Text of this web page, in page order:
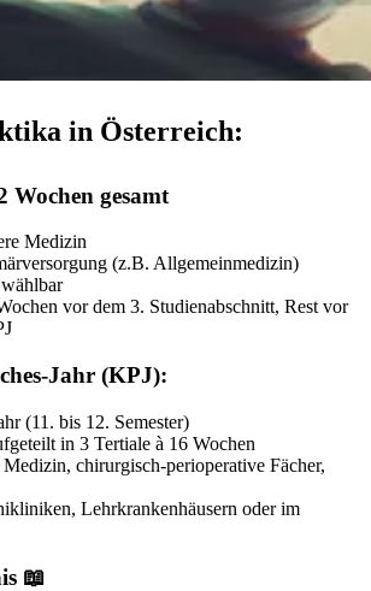
in Österreich:
Wochen gesamt
Medizin
(z.B. Allgemeinmedizin)
vor dem 3. Studienabschnitt, Rest vor
Jahr (KPJ):
(11. bis 12. Semester)
in 3 Tertiale à 16 Wochen
chirurgisch-perioperative Fächer,
Lehrkrankenhäusern oder im
📖